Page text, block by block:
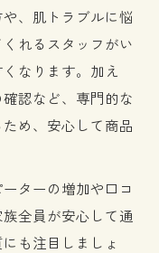
しやすさを高め
リット
時に選ぶ利点と
美容に役立つ
限に活用するコ
、肌トラブルに悩
れるスタッフがい
なります。加え
認など、専門的な
め、安心して商品
ターの増加や口コ
全員が安心して通
も注目しましょ